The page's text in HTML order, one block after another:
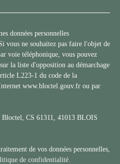
données personnelles
vous ne souhaitez pas faire l'objet de
voie téléphonique, vous pouvez
la liste d'opposition au démarchage
L223-1 du code de la
www.bloctel.gouv.fr ou par
CS 61311, 41013 BLOIS
de vos données personnelles,
de confidentialité